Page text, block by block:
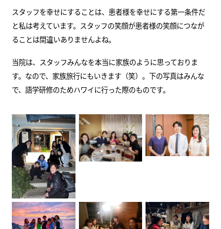
スタッフを幸せにすることは、患者様を幸せにする第一条件だ
と私は考えています。スタッフの笑顔が患者様の笑顔につなが
ることは間違いありませんよね。
当院は、スタッフみんなを本当に家族のように思っておりま
す。なので、家族旅行にもいきます（笑）。下の写真はみんな
で、語学研修のためハワイに行った際のものです。